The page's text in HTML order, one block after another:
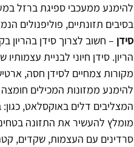
להימנע ממעכבי ספיגת ברזל
בסיבים תזונתיים, פוליפנולים
סידן
הריון. סידן חיוני לבניית
מקורות צמחיים לסידן חסה,
להימנע ממזונות המכילים
המצליבים דלים באוקסלאט, כגון:
מומלץ להעשיר את התזונה
סרדינים עם העצמות, שקדים,